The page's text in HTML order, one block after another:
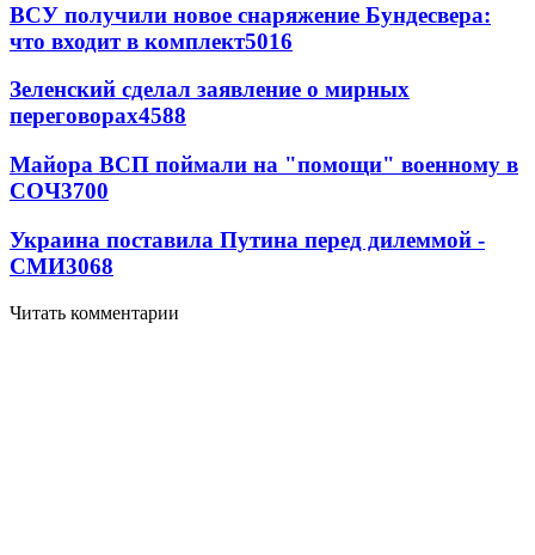
ВСУ получили новое снаряжение Бундесвера:
что входит в комплект5016
Зеленский сделал заявление о мирных
переговорах4588
Майора ВСП поймали на "помощи" военному в
СОЧ3700
Украина поставила Путина перед дилеммой -
СМИ3068
Читать комментарии